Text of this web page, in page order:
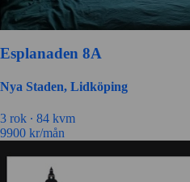
Esplanaden 8A
Nya Staden, Lidköping
3 rok ∙ 84 kvm
9900 kr/mån